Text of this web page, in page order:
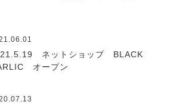
ネットショップ BLACK
オープン